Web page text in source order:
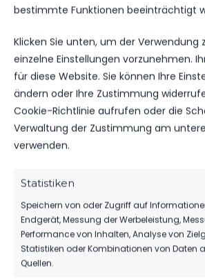
bestimmte Funktionen beeinträchtigt
Klicken Sie unten, um der
einzelne Einstellungen vorzunehmen.
für diese Website. Sie können Ihre
ändern oder Ihre Zustimmung
Cookie-Richtlinie aufrufen oder die
Verwaltung der Zustimmung am
verwenden.
Statistiken
Speichern von oder Zugriff auf
Endgerät, Messung der Werbeleistung,
Performance von Inhalten, Analyse von
Statistiken oder Kombinationen von Daten
Quellen.
FSV 63 Luckenwalde F2-Jugend 6
SV Grün-Weiß Union Bestensee 2
DATUM BEGEGNUNG
Für diese Auswahl wurden keine
SV Grün-Weiß Union
Bestensee vs FSV 63
Luckenwalde E1-Jugend
17. Mai 2025
Ähnlicher Beitrag
SV Grün-
Bestensee